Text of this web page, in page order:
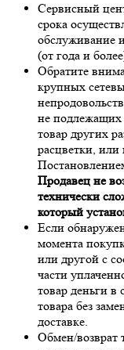
Сервисный
срока
обслуживание
(от года и
Обратите
крупных
не подлежащих
товар других
расцветки,
Продавец не
технически
который
Если
момента
или другой с
части
товар деньги в
товара без
доставке.
Обмен/возврат